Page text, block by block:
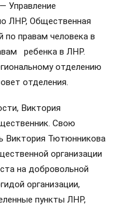
Управление
ЛНР, Общественная
правам человека в
ребенка в ЛНР.
отделению
отделения.
Виктория
Свою
Виктория Тютюнникова
организации
на добровольной
организации,
пункты ЛНР,